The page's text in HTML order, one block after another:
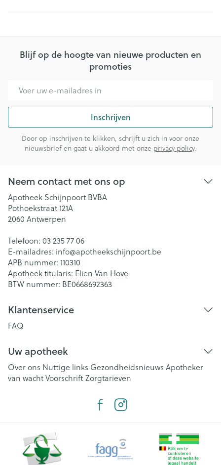
Blijf op de hoogte van nieuwe producten en
promoties
Inschrijven
Door op inschrijven te klikken, schrijft u zich in voor onze
nieuwsbrief en gaat u akkoord met onze privacy policy.
Neem contact met ons op
Apotheek Schijnpoort BVBA
Pothoekstraat 121A
2060 Antwerpen
Telefoon: 03 235 77 06
E-mailadres: info@apotheekschijnpoort.be
APB nummer: 110310
Apotheek titularis: Elien Van Hove
BTW nummer: BE0668692363
Klantenservice
FAQ
Uw apotheek
Over ons Nuttige links Gezondheidsnieuws Apotheker
van wachtVoorschriftZorgtarieven